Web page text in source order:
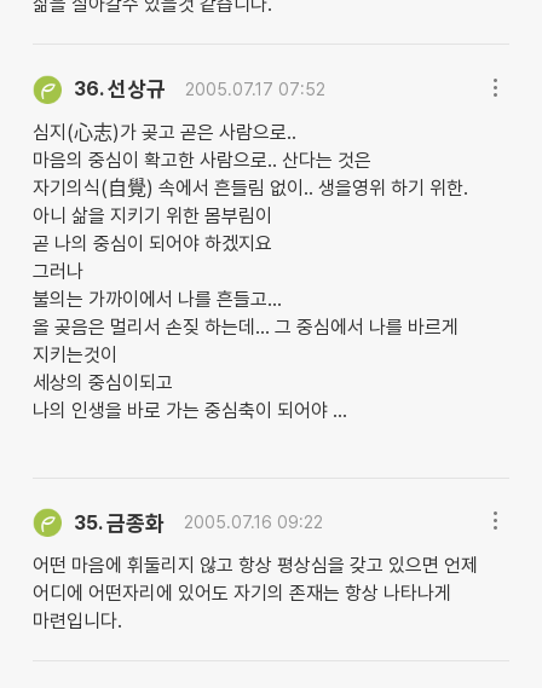
삶을 살아갈수 있을것 같습니다.
36.선상규 2005.07.17 07:52
심지(心志)가 곶고 곧은 사람으로..
마음의 중심이 확고한 사람으로.. 산다는 것은
자기의식(自覺) 속에서 흔들림 없이.. 생을영위 하기 위한.
아니 삶을 지키기 위한 몸부림이
곧 나의 중심이 되어야 하겠지요
그러나
불의는 가까이에서 나를 흔들고...
올 곶음은 멀리서 손짖 하는데... 그 중심에서 나를 바르게
지키는것이
세상의 중심이되고
나의 인생을 바로 가는 중심축이 되어야 ...
35.금종화 2005.07.16 09:22
어떤 마음에 휘둘리지 않고 항상 평상심을 갖고 있으면 언제
어디에 어떤자리에 있어도 자기의 존재는 항상 나타나게
마련입니다.